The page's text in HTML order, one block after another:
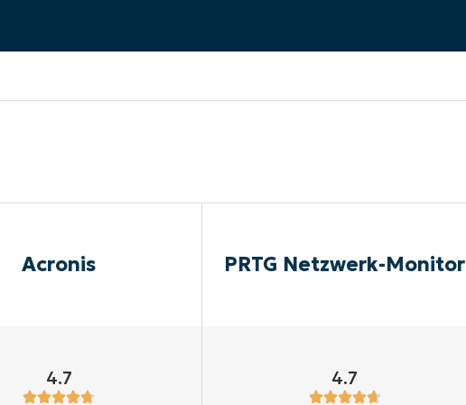
Acronis PRTG Netzwerk-Monitor
4.7 4.7